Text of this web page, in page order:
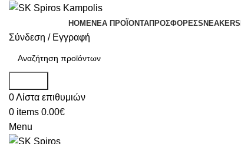
HOMEΝΕΑ ΠΡΟΪΟΝΤΑΠΡΟΣΦΟΡΕΣSNEAKERS
Σύνδεση / Εγγραφή
0Λίστα επιθυμιών
0 items 0.00€
Menu